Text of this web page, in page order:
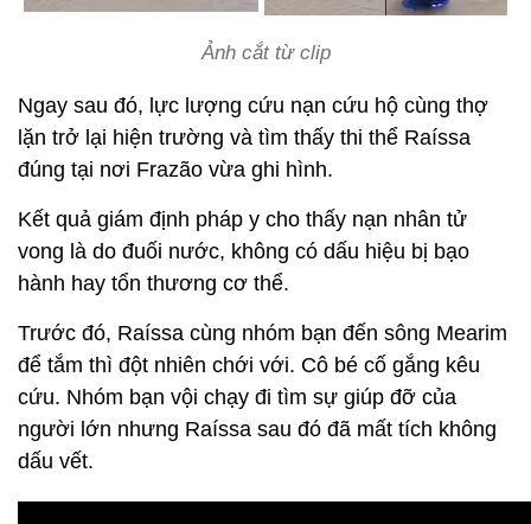
Ảnh cắt từ clip
Ngay sau đó, lực lượng cứu nạn cứu hộ cùng thợ
lặn trở lại hiện trường và tìm thấy thi thể Raíssa
đúng tại nơi Frazão vừa ghi hình.
Kết quả giám định pháp y cho thấy nạn nhân tử
vong là do đuối nước, không có dấu hiệu bị bạo
hành hay tổn thương cơ thể.
Trước đó, Raíssa cùng nhóm bạn đến sông Mearim
để tắm thì đột nhiên chới với. Cô bé cố gắng kêu
cứu. Nhóm bạn vội chạy đi tìm sự giúp đỡ của
người lớn nhưng Raíssa sau đó đã mất tích không
dấu vết.